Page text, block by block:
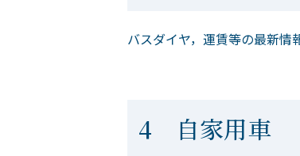
バスダイヤ，運賃等の最新情
4 自家用車